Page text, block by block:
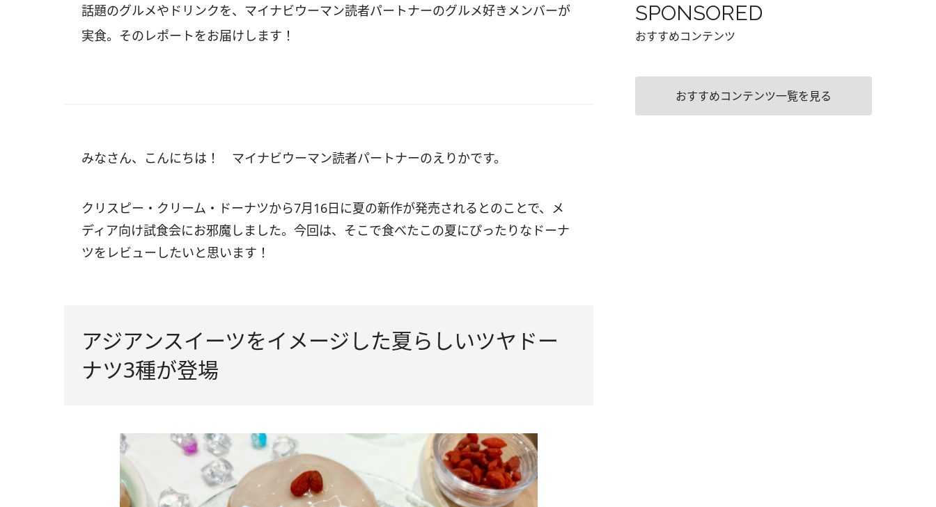
話題のグルメやドリンクを、マイナビウーマン読者パートナーのグルメ好きメンバーが
実食。そのレポートをお届けします！
みなさん、こんにちは！ マイナビウーマン読者パートナーのえりかです。
クリスピー・クリーム・ドーナツから7月16日に夏の新作が発売されるとのことで、メ
ディア向け試食会にお邪魔しました。今回は、そこで食べたこの夏にぴったりなドーナ
ツをレビューしたいと思います！
アジアンスイーツをイメージした夏らしいツヤドー
ナツ3種が登場
SPONSORED
おすすめコンテンツ
おすすめコンテンツ一覧を見る